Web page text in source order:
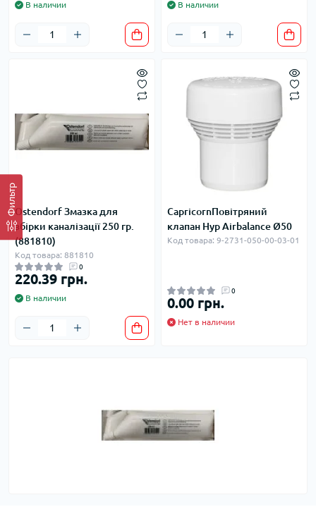
Фильтр
В наличии В наличии
Ostendorf Змазка для
збірки каналізації 250 гр.
(881810)
Код товара: 881810
0
220.39 грн.
В наличии
CapricornПовітряний
клапан Hyp Airbalance Ø50
Код товара: 9-2731-050-00-03-01
0
0.00 грн.
Нет в наличии